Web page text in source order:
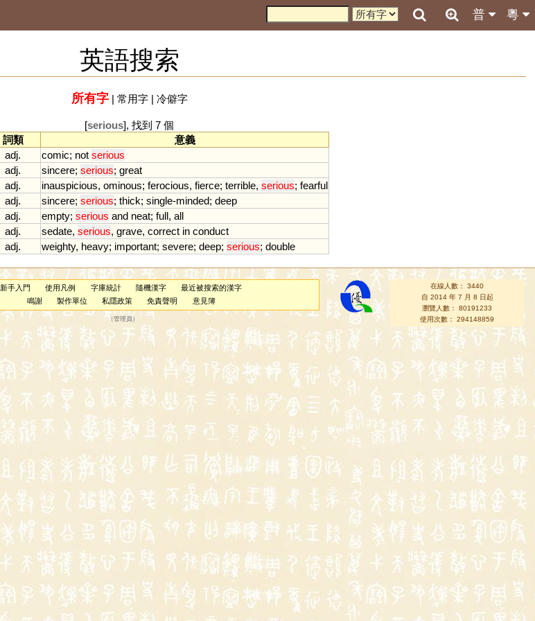
粵
普
英語搜索
所有字| 常用字| 冷僻字
[serious], 找到 7 個
詞類
意義
adj. comic; not serious
adj. sincere; serious; great
adj. inauspicious, ominous; ferocious, fierce; terrible, serious; fearful
adj. sincere; serious; thick; single-minded; deep
adj. empty; serious and neat; full, all
adj. sedate, serious, grave, correct in conduct
adj. weighty, heavy; important; severe; deep; serious; double
新手入門 使用凡例 字庫統計 隨機漢字
最近被搜索的漢字
鳴謝
製作單位 私隱政策 免責聲明 意見簿
（管理員 ）
在線人數： 3440
自 2014 年 7 月 8 日起
瀏覽人數： 80191233
使用次數： 294148859